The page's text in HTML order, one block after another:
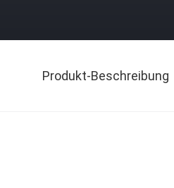
Produkt-Beschreibung